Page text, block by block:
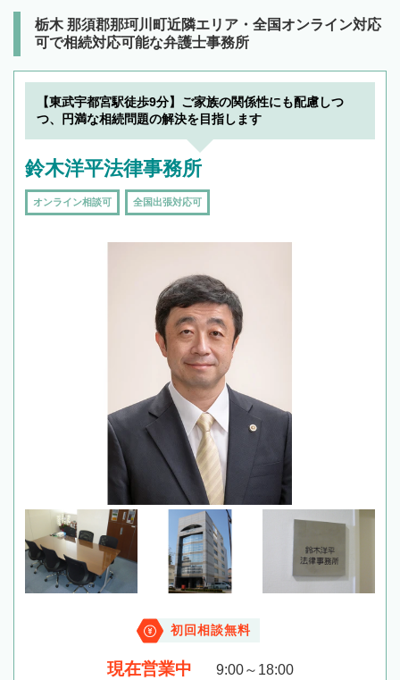
栃木 那須郡那珂川町近隣エリア・全国オンライン対応
可で相続対応可能な弁護士事務所
【東武宇都宮駅徒歩9分】ご家族の関係性にも配慮しつ
つ、円満な相続問題の解決を目指します
鈴木洋平法律事務所
オンライン相談可 全国出張対応可
初回相談無料
現在営業中 9:00～18:00